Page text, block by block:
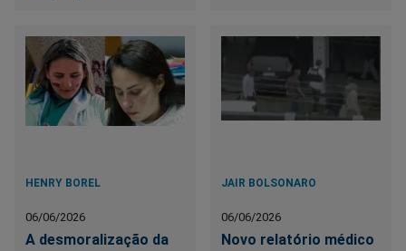
HENRY BOREL
06/06/2026
A desmoralização da
JAIR BOLSONARO
06/06/2026
Novo relatório médico